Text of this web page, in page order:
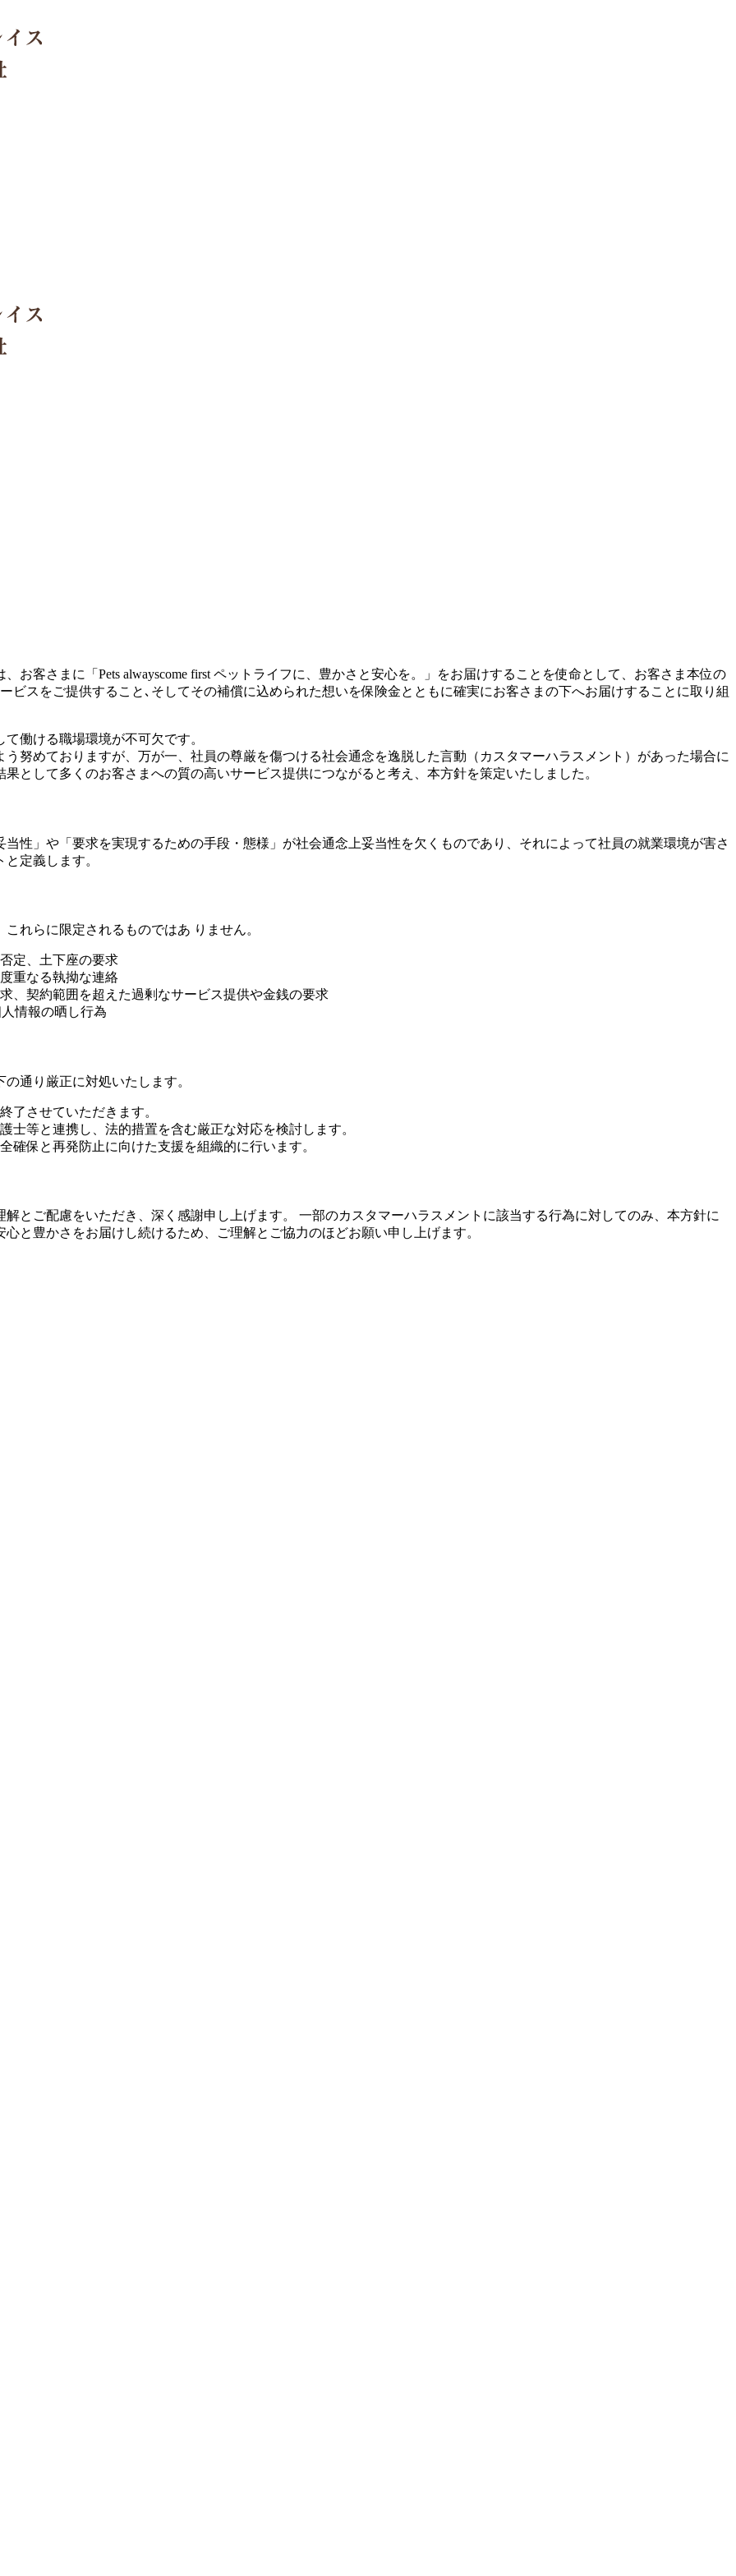
お客さまに「Pets alwayscome first ペットライフに、豊かさと安心を。」をお届けすることを使命として、お客さま本位の
ビスをご提供すること､そしてその補償に込められた想いを保険金とともに確実にお客さまの下へお届けすることに取り組
働ける職場環境が不可欠です。
努めておりますが、万が一、社員の尊厳を傷つける社会通念を逸脱した言動（カスタマーハラスメント）があった場合に
として多くのお客さまへの質の高いサービス提供につながると考え、本方針を策定いたしました。
性」や「要求を実現するための手段・態様」が社会通念上妥当性を欠くものであり、それによって社員の就業環境が害さ
定義します。
れらに限定されるものではあ りません。
定、土下座の要求
重なる執拗な連絡
、契約範囲を超えた過剰なサービス提供や金銭の要求
情報の晒し行為
通り厳正に対処いたします。
了させていただきます。
士等と連携し、法的措置を含む厳正な対応を検討します。
確保と再発防止に向けた支援を組織的に行います。
とご配慮をいただき、深く感謝申し上げます。 一部のカスタマーハラスメントに該当する行為に対してのみ、本方針に
と豊かさをお届けし続けるため、ご理解とご協力のほどお願い申し上げます。